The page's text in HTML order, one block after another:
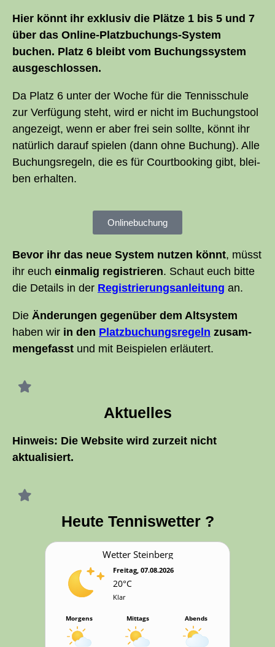
Hier könnt ihr exklu­siv die Plät­ze 1 bis 5 und 7
über das Online-Platz­bu­chungs-Sys­tem
buchen. Platz 6 bleibt vom Buchungs­sys­tem
ausgeschlossen.
Da Platz 6 unter der Woche für die Ten­nis­schu­le
zur Ver­fü­gung steht, wird er nicht im Buchungs­tool
ange­zeigt, wenn er aber frei sein soll­te, könnt ihr
natür­lich dar­auf spie­len (dann ohne Buchung). Alle
Buchungs­re­geln, die es für Court­boo­king gibt, blei­
ben erhalten.
Online­buchung
Bevor ihr das neue Sys­tem nut­zen könnt, müsst
ihr euch ein­ma­lig regis­trie­ren. Schaut euch bit­te
die Details in der Regis­trie­rungs­an­lei­tung an.
Die Ände­run­gen gegen­über dem Alt­sys­tem
haben wir in den Platz­bu­chungs­re­geln zusam­
men­ge­fasst und mit Bei­spie­len erläutert.
Aktu­el­les
Hin­weis: Die Web­site wird zur­zeit nicht
aktualisiert.
Heu­te Tenniswetter ?
Wet­ter Steinberg
Freitag, 07.08.2026
20°C
Klar
Morgens Mittags Abends